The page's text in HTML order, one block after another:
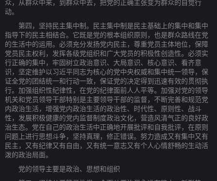
众，从群众中来，到群众中去，把党的正确主张变为群众的自觉行
动。
第四，坚持民主集中制。民主集中制是民主基础上的集中和集中
指导下的民主相结合。它既是党的根本组织原则，也是群众路线在党
的生活中的运用。必须充分发扬党内民主，尊重党员主体地位，保障
党员民主权利，发挥各级党组织和广大党员的积极性创造性。必须实
行正确的集中，牢固树立政治意识、大局意识、核心意识、看齐意
识，坚定维护以习近平同志为核心的党中央权威和集中统一领导，保
证全党的团结统一和行动一致，保证党的决定得到迅速有效的贯彻执
行。加强组织性纪律性，在党的纪律面前人人平等。加强对党的领导
机关和党员领导干部特别是主要领导干部的监督，不断完善和规范党
内政治生活，增强党内政治生活的政治性、时代性、原则性、战斗
性，发展积极健康的党内监督制度政治文化，营造风清气正的良好政
治生态。党在自己的政治生活中正确地开展批评和自我批评，在原则
问题上进行思想斗争，坚持真理，修正错误。努力造成又有集中又有
民主，又有纪律又有自由，又有统一意志又有个人心情舒畅的生动活
泼的政治局面。
党的领导主要是政治、思想和组织